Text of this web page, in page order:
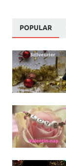
POPULAR